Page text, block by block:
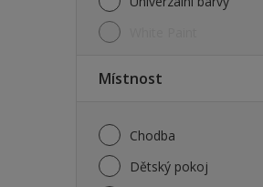
Místnost
Chodba
Dětský pokoj